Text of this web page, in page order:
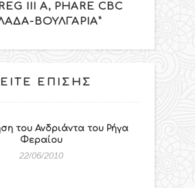
III Α, PHARE CBC
ΒΟΥΛΓΑΡΙΑ”
ΕΠΊΣΗΣ
του Ανδριάντα του Ρήγα
Φεραίου
22/06/2010